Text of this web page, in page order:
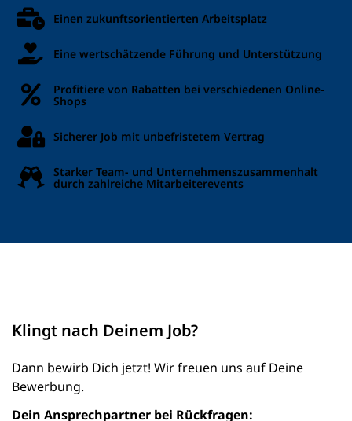
Einen zukunftsorientierten Arbeitsplatz
Eine wertschätzende Führung und Unterstützung
Profitiere von Rabatten bei verschiedenen Online-
Shops
Sicherer Job mit unbefristetem Vertrag
Starker Team- und Unternehmenszusammenhalt
durch zahlreiche Mitarbeiterevents
Klingt nach Deinem Job?
Dann bewirb Dich jetzt! Wir freuen uns auf Deine
Bewerbung.
Dein Ansprechpartner bei Rückfragen: